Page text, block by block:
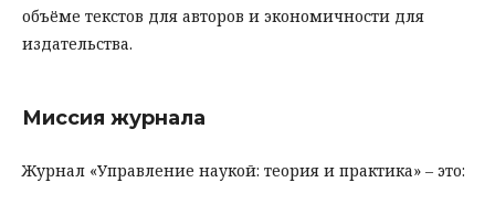
объёме текстов для авторов и экономичности для
издательства.
Миссия журнала
Журнал «Управление наукой: теория и практика» – это: